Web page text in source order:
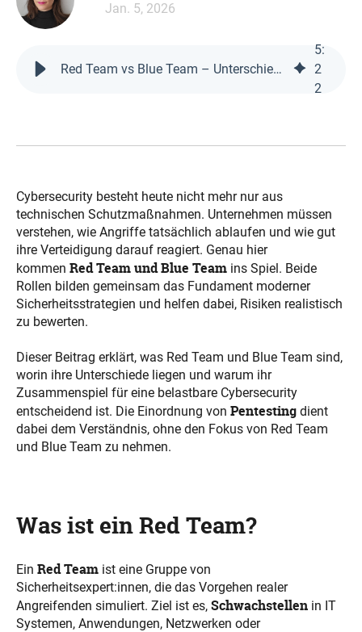
Jan. 5, 2026
Red Team vs Blue Team – Unterschiede, Aufgaben und Einordnung im Penetration Testing
5:
2
2
Cybersecurity besteht heute nicht mehr nur aus
technischen Schutzmaßnahmen. Unternehmen müssen
verstehen, wie Angriffe tatsächlich ablaufen und wie gut
ihre Verteidigung darauf reagiert. Genau hier
kommen Red Team und Blue Team ins Spiel. Beide
Rollen bilden gemeinsam das Fundament moderner
Sicherheitsstrategien und helfen dabei, Risiken realistisch
zu bewerten.
Dieser Beitrag erklärt, was Red Team und Blue Team sind,
worin ihre Unterschiede liegen und warum ihr
Zusammenspiel für eine belastbare Cybersecurity
entscheidend ist. Die Einordnung von Pentesting dient
dabei dem Verständnis, ohne den Fokus von Red Team
und Blue Team zu nehmen.
Was ist ein Red Team?
Ein Red Team ist eine Gruppe von
Sicherheitsexpert:innen, die das Vorgehen realer
Angreifenden simuliert. Ziel ist es, Schwachstellen in IT
Systemen, Anwendungen, Netzwerken oder